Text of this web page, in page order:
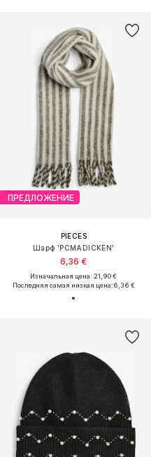
ПРЕДЛОЖЕНИЕ
PIECES
Шарф 'PCMADICKEN'
6,36 €
Изначальная цена: 21,90 €
Последняя самая низкая цена:6,36 €